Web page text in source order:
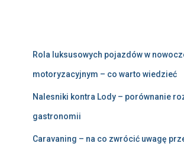
Rola luksusowych pojazdów w
motoryzacyjnym – co warto wiedzieć
Nalesniki kontra Lody – porównanie
gastronomii
Caravaning – na co zwrócić uwagę